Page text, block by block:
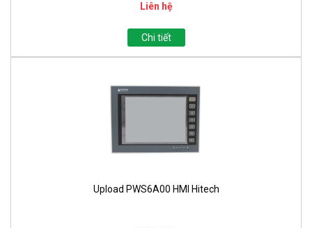
Liên hệ
Chi tiết
Upload PWS6A00 HMI Hitech